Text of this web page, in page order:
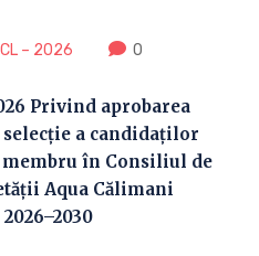
– 2026 0
Privind aprobarea
a candidaților
membru în Consiliul de
Aqua Călimani